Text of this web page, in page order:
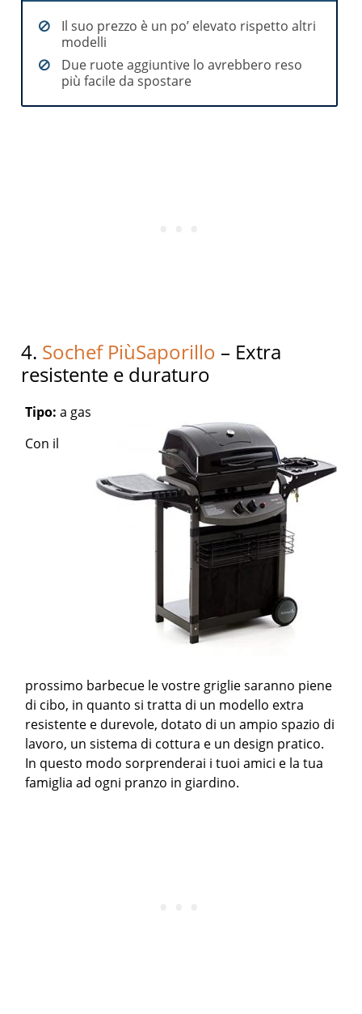
Il suo prezzo è un po’ elevato rispetto altri
modelli
Due ruote aggiuntive lo avrebbero reso
più facile da spostare
4. Sochef PiùSaporillo – Extra
resistente e duraturo
Tipo:a gas
Con il
prossimo barbecue le vostre griglie saranno piene
di cibo, in quanto si tratta di un modello extra
resistente e durevole, dotato di un ampio spazio di
lavoro, un sistema di cottura e un design pratico.
In questo modo sorprenderai i tuoi amici e la tua
famiglia ad ogni pranzo in giardino.